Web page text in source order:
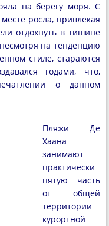
на берегу моря. С
росла, привлекая
отдохнуть в тишине
на тенденцию
стиле, стараются
годами, что,
о данном
Пляжи Де
Хаана
занимают
практически
пятую часть
от общей
территории
курортной